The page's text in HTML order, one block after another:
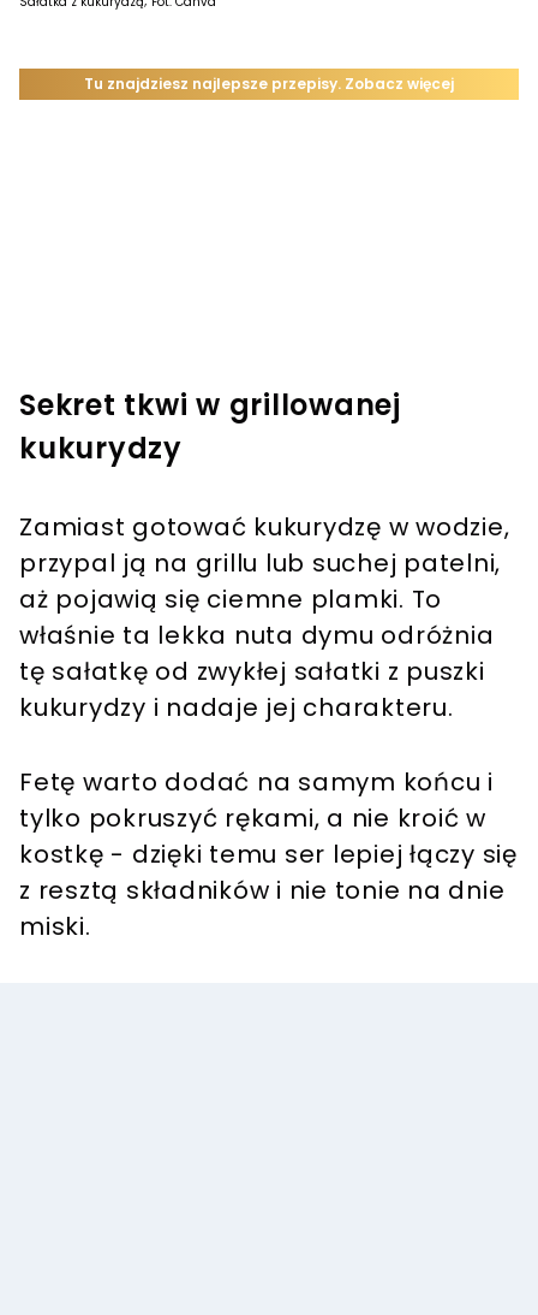
Sekret tkwi w grillowanej
kukurydzy
Zamiast gotować kukurydzę w wodzie,
przypal ją na grillu lub suchej patelni,
aż pojawią się ciemne plamki. To
właśnie ta lekka nuta dymu odróżnia
tę sałatkę od zwykłej sałatki z puszki
kukurydzy i nadaje jej charakteru.
Fetę warto dodać na samym końcu i
tylko pokruszyć rękami, a nie kroić w
kostkę - dzięki temu ser lepiej łączy się
z resztą składników i nie tonie na dnie
miski.